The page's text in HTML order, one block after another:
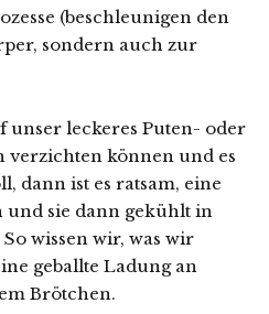
(beschleunigen den
sondern auch zur
leckeres Puten- oder
verzichten können und es
dann ist es ratsam, eine
sie dann gekühlt in
wissen wir, was wir
geballte Ladung an
Brötchen.